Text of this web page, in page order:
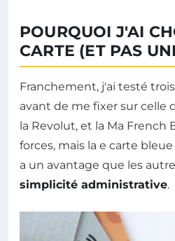
POURQUOI J'AI
CARTE (ET PAS
Franchement, j'ai testé
avant de me fixer sur celle
la Revolut, et la Ma French
forces, mais la e carte
a un avantage que les
simplicité administrative.